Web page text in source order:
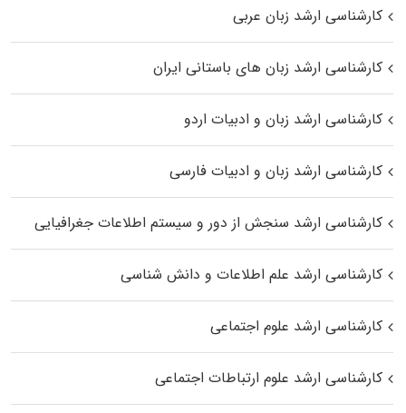
کارشناسی ارشد زبان عربی
کارشناسی ارشد زبان‌ های باستانی ایران
کارشناسی ارشد زبان و ادبیات اردو
کارشناسی ارشد زبان و ادبیات فارسی
کارشناسی ارشد سنجش از دور و سیستم اطلاعات جغرافیایی
کارشناسی ارشد علم اطلاعات و دانش شناسی
کارشناسی ارشد علوم اجتماعی
کارشناسی ارشد علوم ارتباطات اجتماعی